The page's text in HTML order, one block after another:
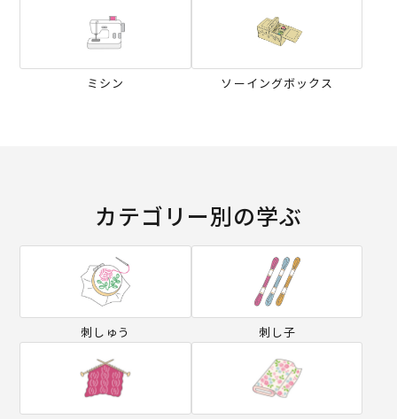
ミシン ソーイングボックス
カテゴリー別の学ぶ
刺しゅう 刺し子